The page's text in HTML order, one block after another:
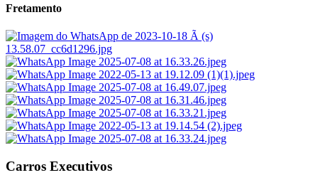
Fretamento
Carros Executivos